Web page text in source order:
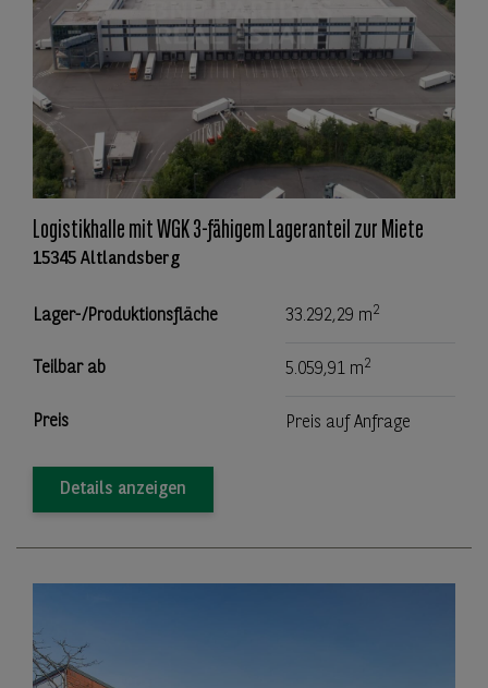
Logistikhalle mit WGK 3-fähigem Lageranteil zur Miete
15345 Altlandsberg
Lager-/Produktionsfläche 33.292,29 m2
Teilbar ab 5.059,91 m2
Preis Preis auf Anfrage
Details anzeigen